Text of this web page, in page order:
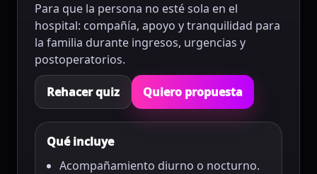
Para que la persona no esté sola en el
hospital: compañía, apoyo y tranquilidad para
la familia durante ingresos, urgencias y
postoperatorios.
Rehacer quiz Quiero propuesta
Qué incluye
Acompañamiento diurno o nocturno.